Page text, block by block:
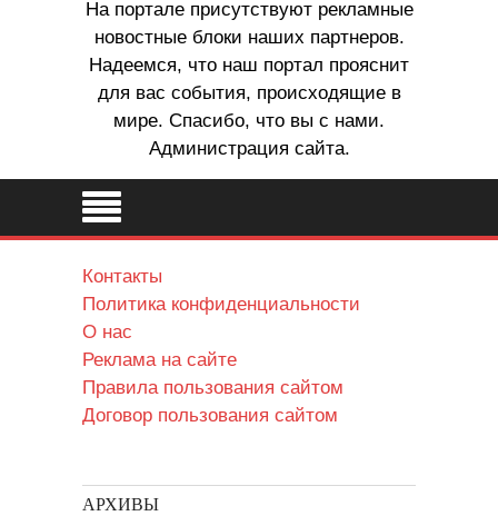
На портале присутствуют рекламные
новостные блоки наших партнеров.
Надеемся, что наш портал прояснит
для вас события, происходящие в
мире. Спасибо, что вы с нами.
Администрация сайта.
Контакты
Политика конфиденциальности
О нас
Реклама на сайте
Правила пользования сайтом
Договор пользования сайтом
АРХИВЫ